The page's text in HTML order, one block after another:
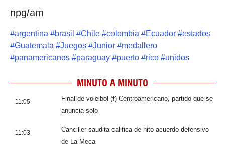
npg/am
#argentina #brasil #Chile #colombia #Ecuador #estados
#Guatemala #Juegos #Junior #medallero
#panamericanos #paraguay #puerto #rico #unidos
MINUTO A MINUTO
11:05
Final de voleibol (f) Centroamericano, partido que se
anuncia solo
11:03
Canciller saudita califica de hito acuerdo defensivo
de La Meca